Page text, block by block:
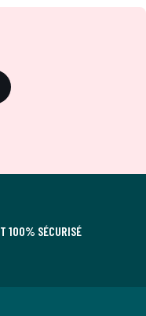
100% SÉCURISÉ